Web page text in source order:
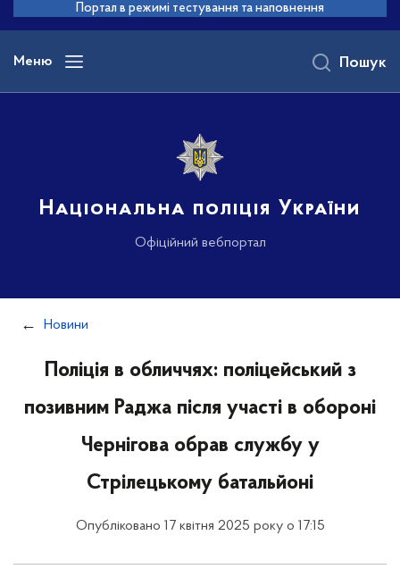
основного
вмісту
Портал в режимі тестування та наповнення
Меню
Національна поліція України
Офіційний вебпортал
Пошук
Новини
Поліція в обличчях: поліцейський з
позивним Раджа після участі в обороні
Чернігова обрав службу у
Стрілецькому батальйоні
Опубліковано 17 квітня 2025 року о 17:15